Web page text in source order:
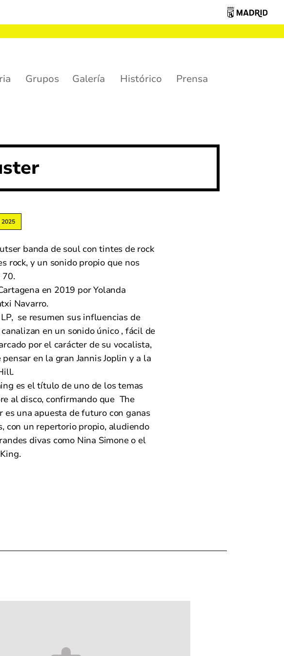
Grupos Galería Histórico Prensa
2025
banda de soul con tintes de rock
rock, y un sonido propio que nos
70.
en 2019 por Yolanda
Navarro.
se resumen sus influencias de
en un sonido único , fácil de
por el carácter de su vocalista,
pensar en la gran Jannis Joplin y a la
es el título de uno de los temas
al disco, confirmando que The
es una apuesta de futuro con ganas
con un repertorio propio, aludiendo
divas como Nina Simone o el